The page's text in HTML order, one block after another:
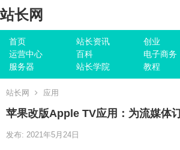
站长网
首页 站长资讯 创业
运营中心
百科 电子商务
服务器
站长学院 教程
站长网 应用
苹果改版Apple TV应用：为流媒体
发布: 2021年5月24日